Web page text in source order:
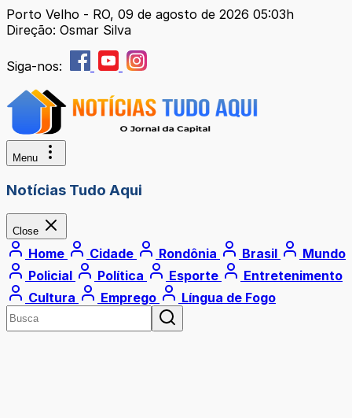
Porto Velho - RO, 09 de agosto de 2026 05:03h
Direção: Osmar Silva
Siga-nos:
Menu
Notícias Tudo Aqui
Close
Home Cidade Rondônia Brasil
Mundo
Policial
Política Esporte
Entretenimento
Cultura
Emprego Língua de Fogo